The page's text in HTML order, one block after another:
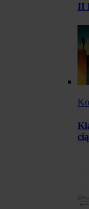
II